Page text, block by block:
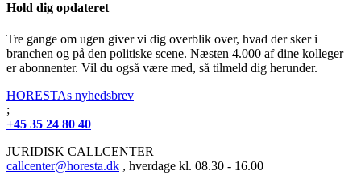
Hold dig opdateret
Tre gange om ugen giver vi dig overblik over, hvad der sker i
branchen og på den politiske scene. Næsten 4.000 af dine kolleger
er abonnenter. Vil du også være med, så tilmeld dig herunder.
HORESTAs nyhedsbrev
;
+45 35 24 80 40
JURIDISK CALLCENTER
callcenter@horesta.dk , hverdage kl. 08.30 - 16.00